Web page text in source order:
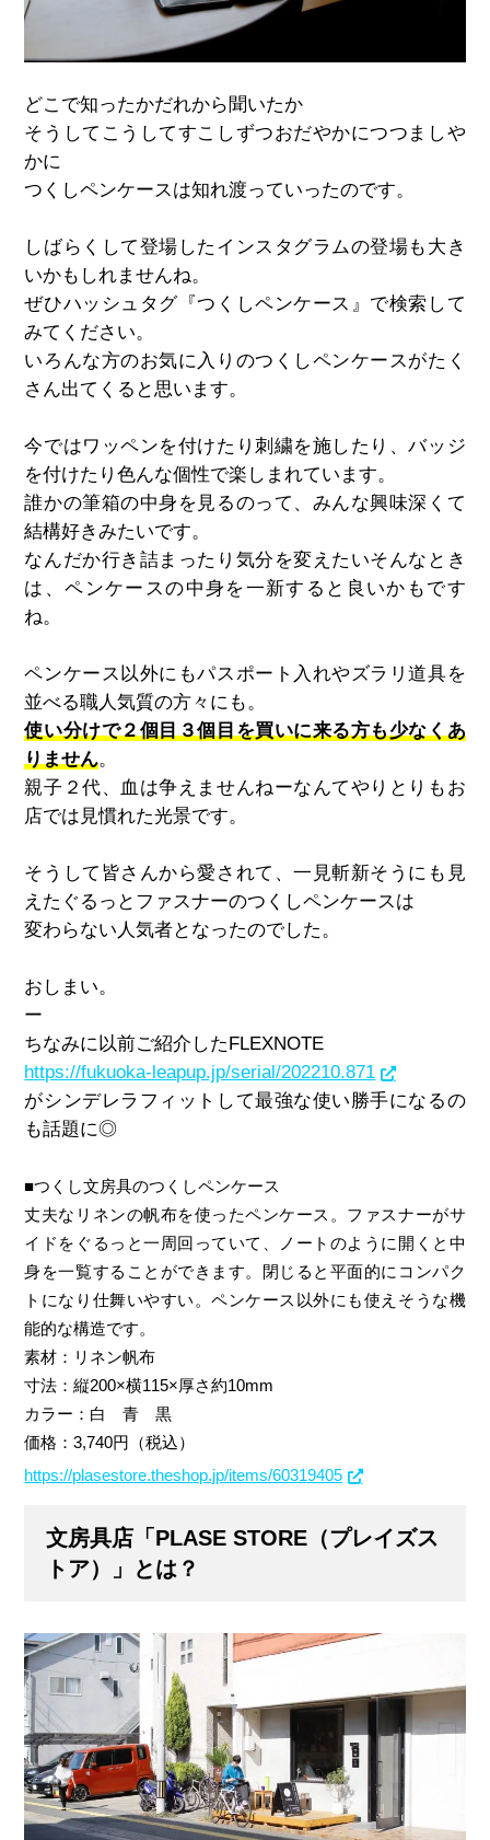
どこで知ったかだれから聞いたか
そうしてこうしてすこしずつおだやかにつつましや
かに
つくしペンケースは知れ渡っていったのです。
しばらくして登場したインスタグラムの登場も大き
いかもしれませんね。
ぜひハッシュタグ『つくしペンケース』で検索して
みてください。
いろんな方のお気に入りのつくしペンケースがたく
さん出てくると思います。
今ではワッペンを付けたり刺繍を施したり、バッジ
を付けたり色んな個性で楽しまれています。
誰かの筆箱の中身を見るのって、みんな興味深くて
結構好きみたいです。
なんだか行き詰まったり気分を変えたいそんなとき
は、ペンケースの中身を一新すると良いかもです
ね。
ペンケース以外にもパスポート入れやズラリ道具を
並べる職人気質の方々にも。
使い分けで２個目３個目を買いに来る方も少なくあ
りません。
親子２代、血は争えませんねーなんてやりとりもお
店では見慣れた光景です。
そうして皆さんから愛されて、一見斬新そうにも見
えたぐるっとファスナーのつくしペンケースは
変わらない人気者となったのでした。
おしまい。
ー
ちなみに以前ご紹介したFLEXNOTE
https://fukuoka-leapup.jp/serial/202210.871
がシンデレラフィットして最強な使い勝手になるの
も話題に◎
■つくし文房具のつくしペンケース
丈夫なリネンの帆布を使ったペンケース。ファスナーがサ
イドをぐるっと一周回っていて、ノートのように開くと中
身を一覧することができます。閉じると平面的にコンパク
トになり仕舞いやすい。ペンケース以外にも使えそうな機
能的な構造です。
素材： リネン帆布
寸法：縦200×横115×厚さ約10mm
カラー：白 青 黒
価格：3,740円（税込）
https://plasestore.theshop.jp/items/60319405
文房具店「PLASE STORE（プレイズス
トア）」とは？